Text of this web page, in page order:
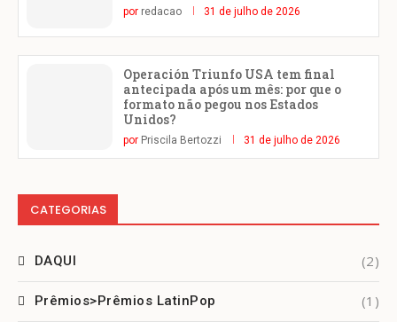
por redacao 31 de julho de 2026
Operación Triunfo USA tem final
antecipada após um mês: por que o
formato não pegou nos Estados
Unidos?
por Priscila Bertozzi 31 de julho de 2026
CATEGORIAS
DAQUI (2)
Prêmios>Prêmios LatinPop (1)